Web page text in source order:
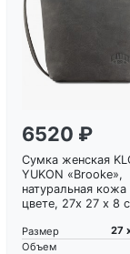
6520 ₽
Сумка женская
YUKON «Brooke»,
натуральная
цвете, 27х 27 х 8
Размер
27
Объем